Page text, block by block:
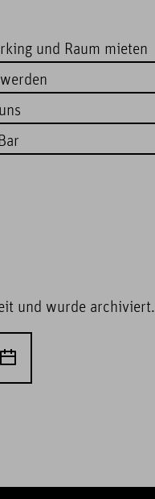
und Raum mieten
und wurde archiviert.